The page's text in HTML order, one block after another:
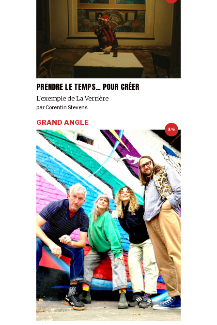
PRENDRE LE TEMPS… POUR CRÉER
L'exemple de La Verrière
parCorentin Stevens
3/6
GRAND ANGLE